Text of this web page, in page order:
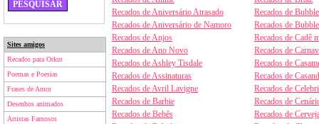
Sites amigos
Recados para Orkut
Poemas e Poesias
Frases de Amor
Desenhos animados
Artistas Famosos
Recados de Aniversário Atrasado
Recados de Aniversário de Namoro
Recados de Anjos
Recados de Ano Novo
Recados de Ashley Tisdale
Recados de Assinaturas
Recados de Avril Lavigne
Recados de Barbie
Recados de Bebês
Recados de
Recados de
Recados de Cadê
Recados de
Recados de
Recados de
Recados de
Recados de
Recados de